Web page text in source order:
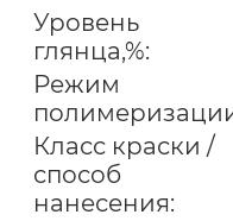
Уровень
глянца,%:
Режим
Класс краски /
способ
нанесения: